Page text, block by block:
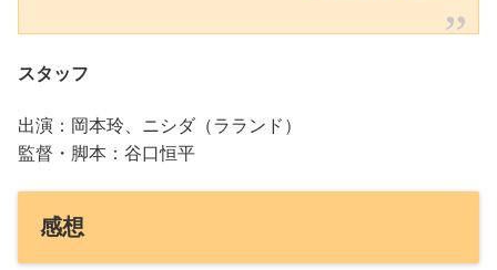
スタッフ
出演：岡本玲、ニシダ（ラランド）
監督・脚本：谷口恒平
感想